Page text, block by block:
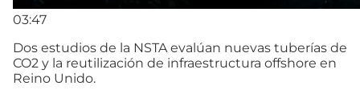
03:47
Dos estudios de la NSTA evalúan nuevas tuberías de
CO2 y la reutilización de infraestructura offshore en
Reino Unido.